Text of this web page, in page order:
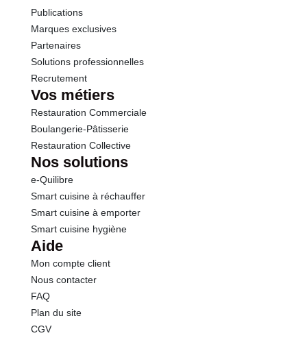
Publications
Marques exclusives
Partenaires
Solutions professionnelles
Recrutement
Vos métiers
Restauration Commerciale
Boulangerie-Pâtisserie
Restauration Collective
Nos solutions
e-Quilibre
Smart cuisine à réchauffer
Smart cuisine à emporter
Smart cuisine hygiène
Aide
Mon compte client
Nous contacter
FAQ
Plan du site
CGV